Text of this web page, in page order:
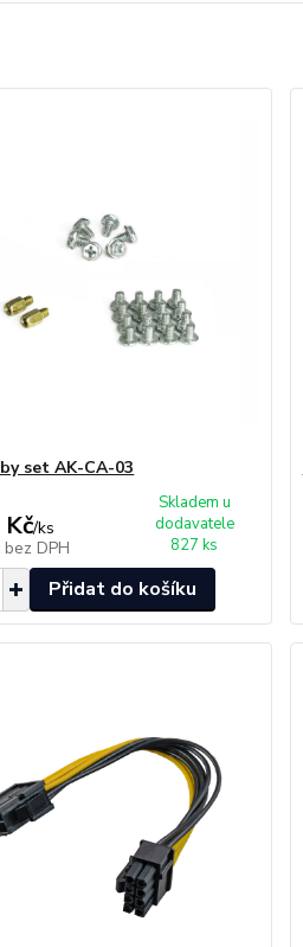
set AK-CA-03
/ks
bez DPH
Skladem u
dodavatele
827 ks
Přidat do košíku